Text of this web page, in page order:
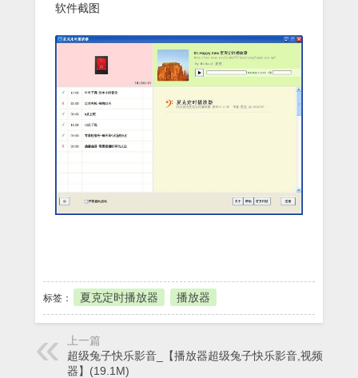
软件截图
标签： 夏克定时播放器 播放器
上一篇
超级兔子快乐影音_【播放器超级兔子快乐影音,视频播放
器】(19.1M)